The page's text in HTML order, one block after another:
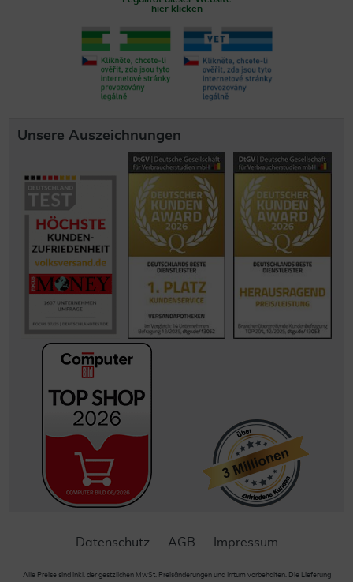
hier klicken
Unsere Auszeichnungen
Datenschutz AGB Impressum
Alle Preise sind inkl. der gestzlichen MwSt. Preisänderungen und Irrtum vorbehalten. Die Lieferung